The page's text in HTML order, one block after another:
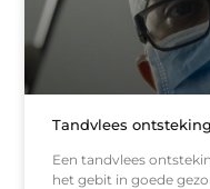
Tandvlees
Een tandvlees
het gebit in goede